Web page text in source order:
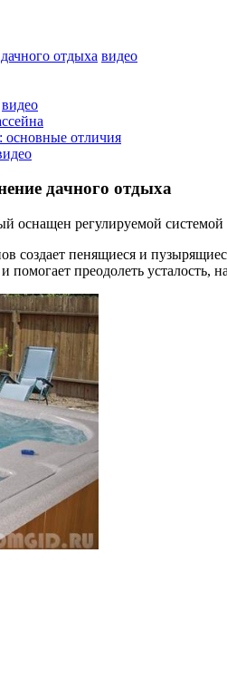
отдыха видео
видео
основные отличия
дачного отдыха
оснащен регулируемой
создает пенящиеся и
преодолеть усталость,